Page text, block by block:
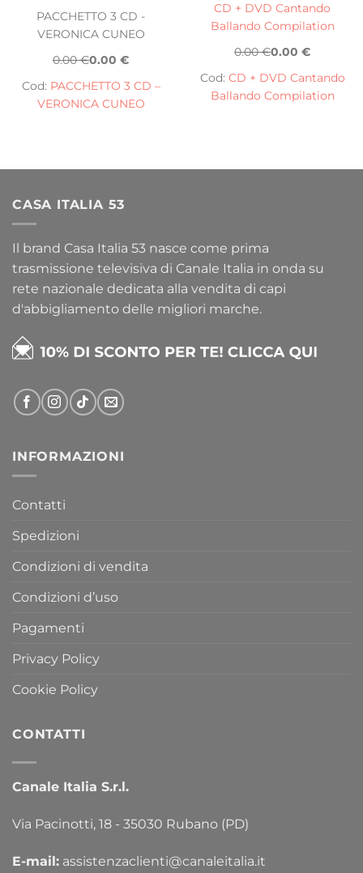
PACCHETTO 3 CD -
VERONICA CUNEO
0.00 €0.00 €
Cod: PACCHETTO 3 CD –
VERONICA CUNEO
CD + DVD Cantando
Ballando Compilation
0.00 €0.00 €
Cod: CD + DVD Cantando
Ballando Compilation
CASA ITALIA 53
Il brand Casa Italia 53 nasce come prima
trasmissione televisiva di Canale Italia in onda su
rete nazionale dedicata alla vendita di capi
d'abbigliamento delle migliori marche.
INFORMAZIONI
Contatti
Spedizioni
Condizioni di vendita
Condizioni d’uso
Pagamenti
Privacy Policy
Cookie Policy
CONTATTI
Canale Italia S.r.l.
Via Pacinotti, 18 - 35030 Rubano (PD)
E-mail: assistenzaclienti@canaleitalia.it